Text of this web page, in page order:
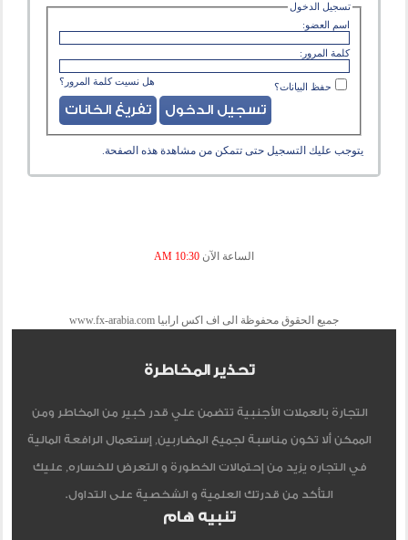
تسجيل الدخول
اسم العضو:
كلمة المرور:
هل نسيت كلمة المرور؟ حفظ البيانات؟
يتوجب عليك التسجيل حتى تتمكن من مشاهدة هذه الصفحة.
الساعة الآن 10:30 AM
جميع الحقوق محفوظة الى اف اكس ارابيا www.fx-arabia.com
تحذير المخاطرة
التجارة بالعملات الأجنبية تتضمن علي قدر كبير من المخاطر ومن
الممكن ألا تكون مناسبة لجميع المضاربين, إستعمال الرافعة المالية
في التجاره يزيد من إحتمالات الخطورة و التعرض للخساره, عليك
التأكد من قدرتك العلمية و الشخصية على التداول.
تنبيه هام